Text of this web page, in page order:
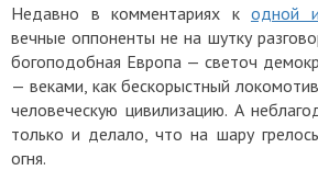
Недавно в комментариях к одной
вечные оппоненты не на шутку
богоподобная Европа — светоч
— веками, как бескорыстный
человеческую цивилизацию. А
только и делало, что на шару
огня.